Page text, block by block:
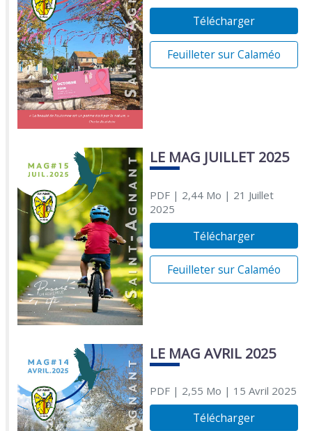
Télécharger
Feuilleter sur Calaméo
LE MAG JUILLET 2025
PDF| 2,44 Mo | 21 Juillet
2025
Télécharger
Feuilleter sur Calaméo
LE MAG AVRIL 2025
PDF| 2,55 Mo | 15 Avril 2025
Télécharger